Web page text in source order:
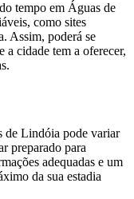
tempo em Águas de
como sites
Assim, poderá se
a cidade tem a oferecer,
de Lindóia pode variar
preparado para
adequadas e um
da sua estadia